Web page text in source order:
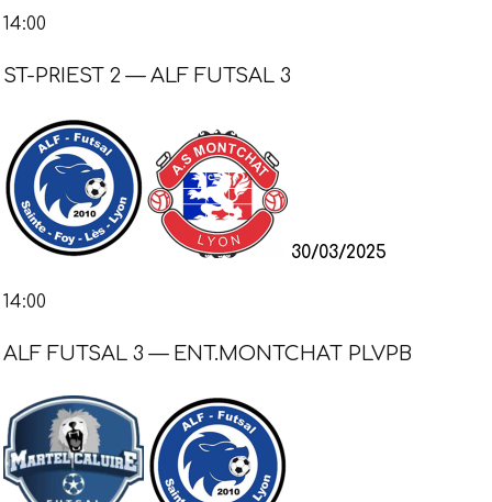
14:00
ST-PRIEST 2 — ALF FUTSAL 3
30/03/2025
14:00
ALF FUTSAL 3 — ENT.MONTCHAT PLVPB